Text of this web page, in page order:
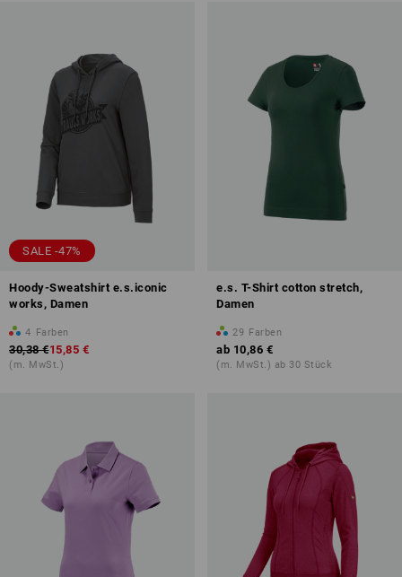
SALE -47%
Hoody-Sweatshirt e.s.iconic
works, Damen
4 Farben
30,38 €15,85 €
(m. MwSt.)
e.s. T-Shirt cotton stretch,
Damen
29 Farben
ab 10,86 €
(m. MwSt.) ab 30 Stück